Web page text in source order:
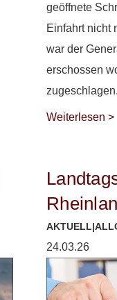
geöffnete
Einfahrt nicht
war der
erschossen
zugeschlagen.
Weiterlesen >
AKTUELL|
24.03.26